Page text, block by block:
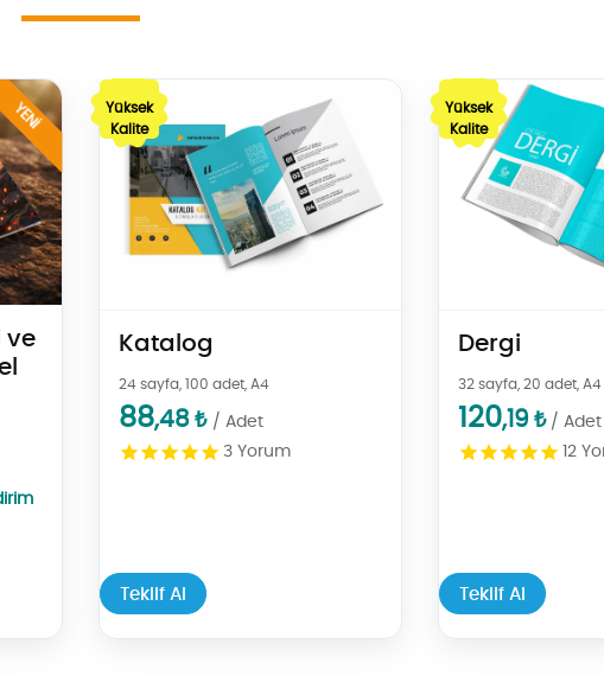
YENİ
ve
Kişiye Özel Hikaye Kitabı
Yüksek
Kalite
Katalog
24 sayfa, 100 adet, A4
88,48 ₺ / Adet
3 Yorum
Teklif Al
Teklif Al Katalog
Yüksek
Kalite
Dergi
32 sayfa, 20 adet, A4
120,19 ₺ / Adet
12
Teklif Al
Teklif Al Dergi